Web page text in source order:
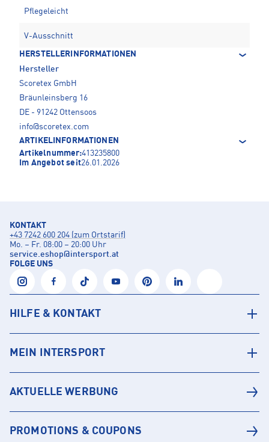
Pflegeleicht
V-Ausschnitt
HERSTELLERINFORMATIONEN
Hersteller
Scoretex GmbH
Bräunleinsberg 16
DE - 91242 Ottensoos
info@scoretex.com
ARTIKELINFORMATIONEN
Artikelnummer:413235800
Im Angebot seit26.01.2026
KONTAKT
+43 7242 600 204 (zum Ortstarif)
Mo. – Fr. 08:00 – 20:00 Uhr
service.eshop@intersport.at
FOLGE UNS
HILFE & KONTAKT
MEIN INTERSPORT
AKTUELLE WERBUNG
PROMOTIONS & COUPONS